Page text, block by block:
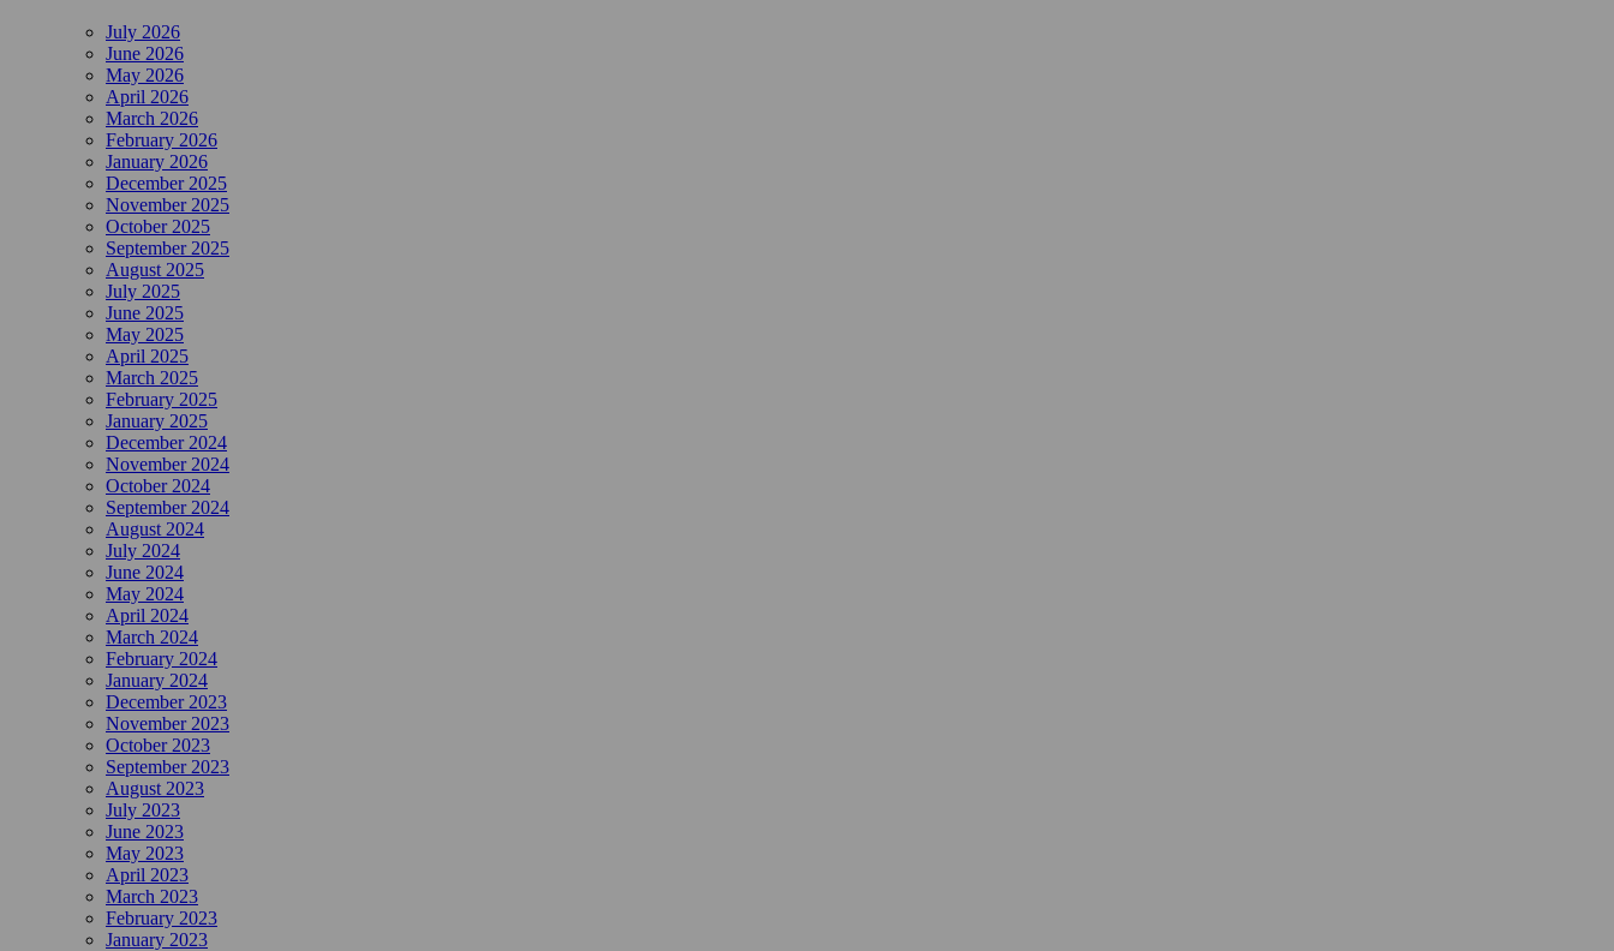
July 2026
June 2026
May 2026
April 2026
March 2026
February 2026
January 2026
December 2025
November 2025
October 2025
September 2025
August 2025
July 2025
June 2025
May 2025
April 2025
March 2025
February 2025
January 2025
December 2024
November 2024
October 2024
September 2024
August 2024
July 2024
June 2024
May 2024
April 2024
March 2024
February 2024
January 2024
December 2023
November 2023
October 2023
September 2023
August 2023
July 2023
June 2023
May 2023
April 2023
March 2023
February 2023
January 2023